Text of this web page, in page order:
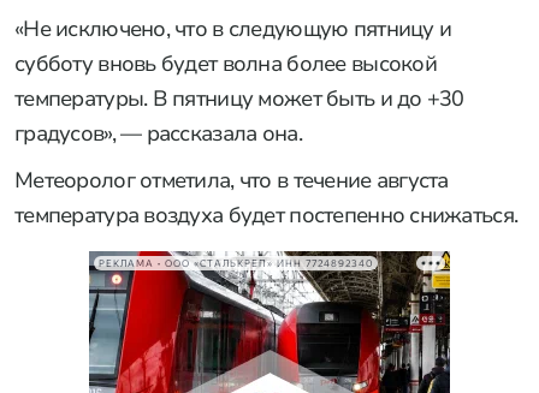
«Не исключено, что в следующую пятницу и
субботу вновь будет волна более высокой
температуры. В пятницу может быть и до +30
градусов», — рассказала она.
Метеоролог отметила, что в течение августа
температура воздуха будет постепенно снижаться.
РЕКЛАМА • ООО «СТАЛЬКРЕП» ИНН 7724892340